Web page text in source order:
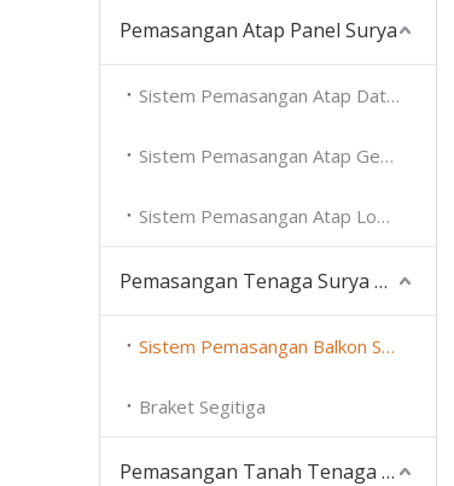
Pemasangan Atap Panel Surya
Sistem Pemasangan Atap Datar Surya
Sistem Pemasangan Atap Genteng Surya
Sistem Pemasangan Atap Logam Surya
Pemasangan Tenaga Surya Balkon
Sistem Pemasangan Balkon Surya
Braket Segitiga
Pemasangan Tanah Tenaga Surya